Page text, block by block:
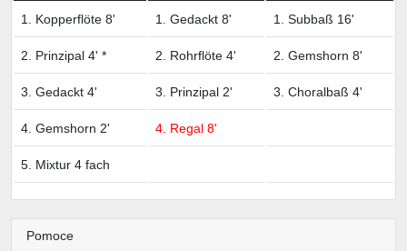
1. Kopperflöte 8' 1. Gedackt 8' 1. Subbaß 16'
2. Prinzipal 4' * 2. Rohrflöte 4' 2. Gemshorn 8'
3. Gedackt 4' 3. Prinzipal 2' 3. Choralbaß 4'
4. Gemshorn 2' 4. Regal 8'
5. Mixtur 4 fach
Pomoce